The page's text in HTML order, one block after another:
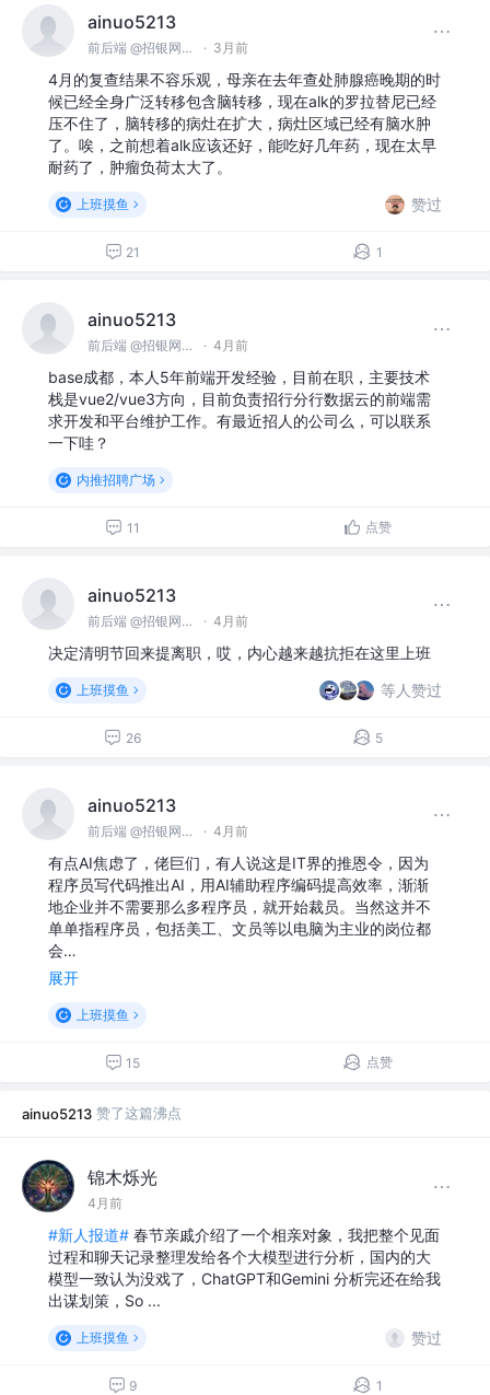
ainuo5213
前后端 @招银网络科技 · 3月前
4月的复查结果不容乐观，母亲在去年查处肺腺癌晚期的时
候已经全身广泛转移包含脑转移，现在alk的罗拉替尼已经
压不住了，脑转移的病灶在扩大，病灶区域已经有脑水肿
了。唉，之前想着alk应该还好，能吃好几年药，现在太早
耐药了，肿瘤负荷太大了。
上班摸鱼 赞过
21 1
ainuo5213
前后端 @招银网络科技 · 4月前
base成都，本人5年前端开发经验，目前在职，主要技术
栈是vue2/vue3方向，目前负责招行分行数据云的前端需
求开发和平台维护工作。有最近招人的公司么，可以联系
一下哇？
内推招聘广场
11 点赞
ainuo5213
前后端 @招银网络科技 · 4月前
决定清明节回来提离职，哎，内心越来越抗拒在这里上班
上班摸鱼 等人赞过
26 5
ainuo5213
前后端 @招银网络科技 · 4月前
有点AI焦虑了，佬巨们，有人说这是IT界的推恩令，因为
程序员写代码推出AI，用AI辅助程序编码提高效率，渐渐
地企业并不需要那么多程序员，就开始裁员。当然这并不
单单指程序员，包括美工、文员等以电脑为主业的岗位都
会…
展开
上班摸鱼
15 点赞
ainuo5213 赞了这篇沸点
锦木烁光
4月前
#新人报道# 春节亲戚介绍了一个相亲对象，我把整个见面
过程和聊天记录整理发给各个大模型进行分析，国内的大
模型一致认为没戏了，ChatGPT和Gemini 分析完还在给我
出谋划策，So ...
上班摸鱼 赞过
9 1